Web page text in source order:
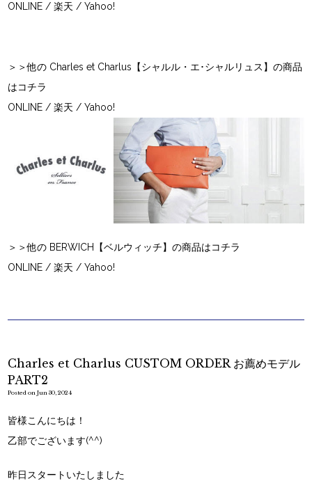
ONLINE /楽天 / Yahoo!
＞＞他の Charles et Charlus【シャルル・エ･シャルリュス】の商品
はコチラ
ONLINE /楽天 /Yahoo!
＞＞他の BERWICH【ベルウィッチ】の商品はコチラ
ONLINE /楽天 /Yahoo!
Charles et Charlus CUSTOM ORDER お薦めモデル
PART2
Posted on Jun 30, 2024
皆様こんにちは！
乙部でございます(^^)
昨日スタートいたしました